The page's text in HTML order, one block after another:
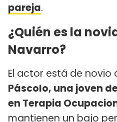
pareja.
¿Quién es la
Navarro?
El actor está de novio
Páscolo, una joven
en Terapia
mantienen un bajo